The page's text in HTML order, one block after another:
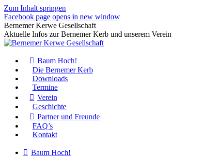
Zum Inhalt springen
Facebook page opens in new window
Bernemer Kerwe Gesellschaft
Aktuelle Infos zur Bernemer Kerb und unserem Verein
Baum Hoch!
Die Bernemer Kerb
Downloads
Termine
Verein
Geschichte
Partner und Freunde
FAQ’s
Kontakt
Baum Hoch!